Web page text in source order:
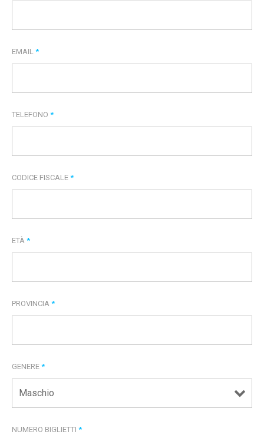
EMAIL *
TELEFONO *
CODICE FISCALE *
ETÀ *
PROVINCIA *
GENERE *
NUMERO BIGLIETTI *